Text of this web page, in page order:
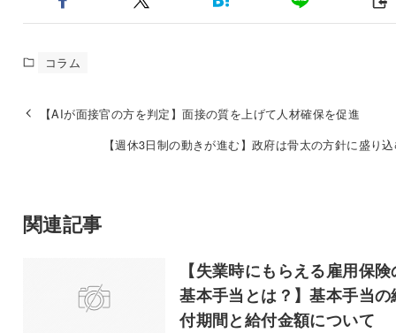
コラム
【AIが面接官の方を判定】面接の質を上げて人材確保を促進
【週休3日制の動きが進む】政府は骨太の方針に盛り
関連記事
【失業時にもらえる雇用保険
基本手当とは？】基本手当の
付期間と給付金額について